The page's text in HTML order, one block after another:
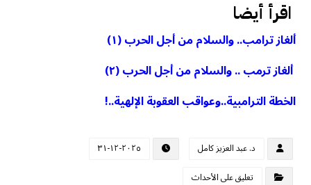
اقرأ أيضا
ألغاز ترامب.. والسلام من أجل الحرب (١)
ألغاز ترمب .. والسلام من أجل الحرب (٢)
الخطة الترامبية..وعواقب العقوبة الإلهية..!
د. عبد العزيز كامل
٢٠٢٥-١٢-٣١
تعليق على الأحداث